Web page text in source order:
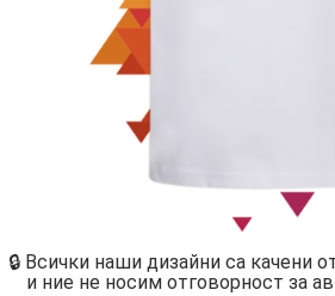
🔒 Всички наши дизайни са качени
и ние не носим отговорност за